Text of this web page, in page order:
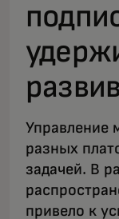
Управление
разных
задачей. В
привело к